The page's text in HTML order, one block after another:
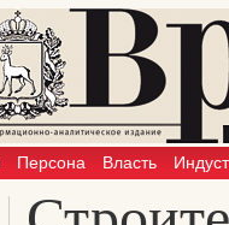
Персона Власть